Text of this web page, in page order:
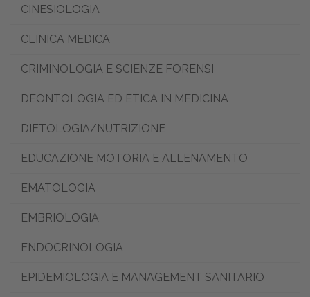
CINESIOLOGIA
CLINICA MEDICA
CRIMINOLOGIA E SCIENZE FORENSI
DEONTOLOGIA ED ETICA IN MEDICINA
DIETOLOGIA/NUTRIZIONE
EDUCAZIONE MOTORIA E ALLENAMENTO
EMATOLOGIA
EMBRIOLOGIA
ENDOCRINOLOGIA
EPIDEMIOLOGIA E MANAGEMENT SANITARIO